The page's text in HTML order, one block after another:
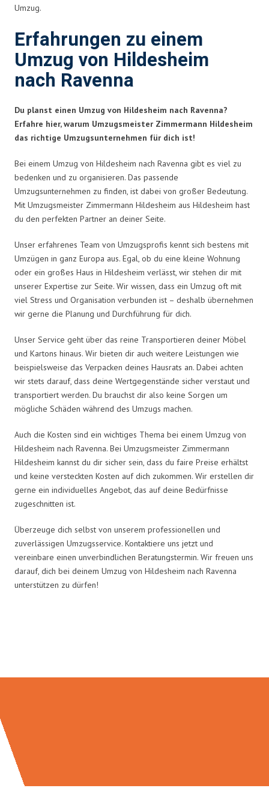
Umzug.
Erfahrungen zu einem
Umzug von Hildesheim
nach Ravenna
Du planst einen Umzug von Hildesheim nach Ravenna?
Erfahre hier, warum Umzugsmeister Zimmermann Hildesheim
das richtige Umzugsunternehmen für dich ist!
Bei einem Umzug von Hildesheim nach Ravenna gibt es viel zu
bedenken und zu organisieren. Das passende
Umzugsunternehmen zu finden, ist dabei von großer Bedeutung.
Mit Umzugsmeister Zimmermann Hildesheim aus Hildesheim hast
du den perfekten Partner an deiner Seite.
Unser erfahrenes Team von Umzugsprofis kennt sich bestens mit
Umzügen in ganz Europa aus. Egal, ob du eine kleine Wohnung
oder ein großes Haus in Hildesheim verlässt, wir stehen dir mit
unserer Expertise zur Seite. Wir wissen, dass ein Umzug oft mit
viel Stress und Organisation verbunden ist – deshalb übernehmen
wir gerne die Planung und Durchführung für dich.
Unser Service geht über das reine Transportieren deiner Möbel
und Kartons hinaus. Wir bieten dir auch weitere Leistungen wie
beispielsweise das Verpacken deines Hausrats an. Dabei achten
wir stets darauf, dass deine Wertgegenstände sicher verstaut und
transportiert werden. Du brauchst dir also keine Sorgen um
mögliche Schäden während des Umzugs machen.
Auch die Kosten sind ein wichtiges Thema bei einem Umzug von
Hildesheim nach Ravenna. Bei Umzugsmeister Zimmermann
Hildesheim kannst du dir sicher sein, dass du faire Preise erhältst
und keine versteckten Kosten auf dich zukommen. Wir erstellen dir
gerne ein individuelles Angebot, das auf deine Bedürfnisse
zugeschnitten ist.
Überzeuge dich selbst von unserem professionellen und
zuverlässigen Umzugsservice. Kontaktiere uns jetzt und
vereinbare einen unverbindlichen Beratungstermin. Wir freuen uns
darauf, dich bei deinem Umzug von Hildesheim nach Ravenna
unterstützen zu dürfen!